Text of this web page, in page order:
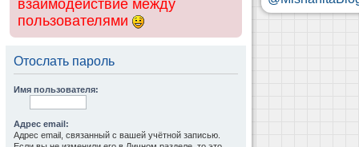
взаимодействие между
пользователями
Отослать пароль
Имя пользователя:
Адрес email:
Адрес email, связанный с вашей учётной записью.